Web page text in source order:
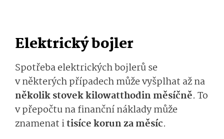
Elektrický bojler
Spotřeba elektrických bojlerů se
v některých případech může vyšplhat až na
několik stovek kilowatthodin měsíčně. To
v přepočtu na finanční náklady může
znamenat itisíce korun za měsíc.